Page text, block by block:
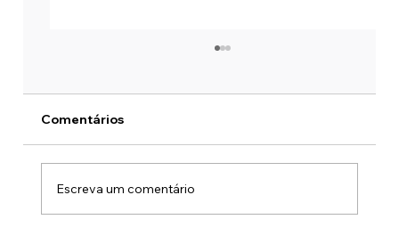
Comentários
Escreva um comentário